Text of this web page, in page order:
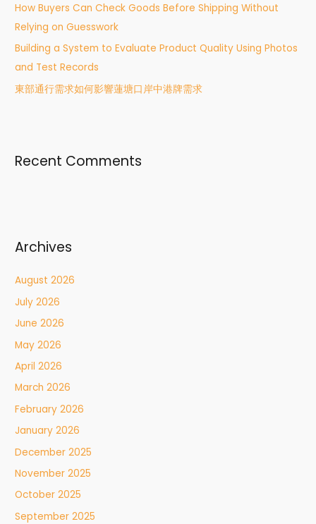
How Buyers Can Check Goods Before Shipping Without
Relying on Guesswork
Building a System to Evaluate Product Quality Using Photos
and Test Records
東部通行需求如何影響蓮塘口岸中港牌需求
Recent Comments
Archives
August 2026
July 2026
June 2026
May 2026
April 2026
March 2026
February 2026
January 2026
December 2025
November 2025
October 2025
September 2025